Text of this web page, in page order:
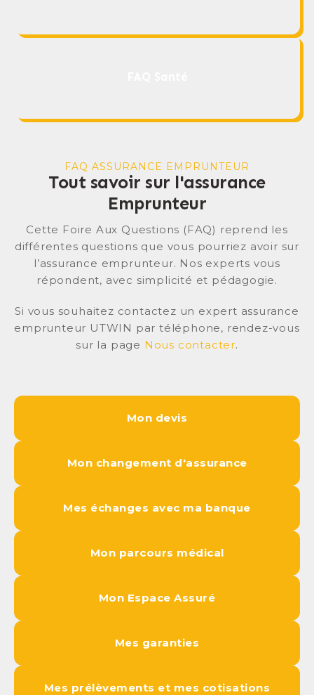
FAQ ASSURANCE EMPRUNTEUR
Tout savoir sur l'assurance
Emprunteur
Cette Foire Aux Questions (FAQ) reprend les
différentes questions que vous pourriez avoir sur
l’assurance emprunteur. Nos experts vous
répondent, avec simplicité et pédagogie.
Si vous souhaitez contactez un expert assurance
emprunteur UTWIN par téléphone, rendez-vous
sur la page Nous contacter.
Mon devis
Mon changement d'assurance
Mes échanges avec ma banque
Mon parcours médical
Mon Espace Assuré
Mes garanties
Mes prélèvements et mes cotisations